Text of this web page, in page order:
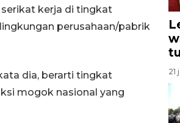
kerja di tingkat
perusahaan/pabrik
dia, berarti tingkat
mogok nasional yang
21